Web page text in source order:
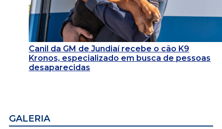
Canil da GM de Jundiaí recebe o cão K9
Kronos, especializado em busca de pessoas
desaparecidas
GALERIA